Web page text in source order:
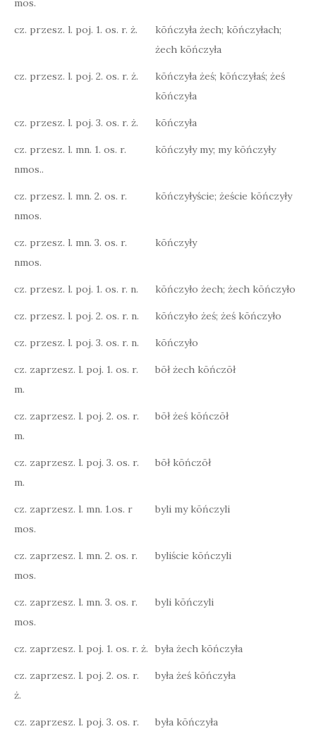
mos.
cz. przesz. l. poj. 1. os. r. ż.
kōńczyła żech; kōńczyłach;
żech kōńczyła
cz. przesz. l. poj. 2. os. r. ż.
kōńczyła żeś; kōńczyłaś; żeś
kōńczyła
cz. przesz. l. poj. 3. os. r. ż. kōńczyła
cz. przesz. l. mn. 1. os. r.
nmos..
kōńczyły my; my kōńczyły
cz. przesz. l. mn. 2. os. r.
nmos.
kōńczyłyście; żeście kōńczyły
cz. przesz. l. mn. 3. os. r.
nmos.
kōńczyły
cz. przesz. l. poj. 1. os. r. n. kōńczyło żech; żech kōńczyło
cz. przesz. l. poj. 2. os. r. n. kōńczyło żeś; żeś kōńczyło
cz. przesz. l. poj. 3. os. r. n. kōńczyło
cz. zaprzesz. l. poj. 1. os. r.
m.
bōł żech kōńczōł
cz. zaprzesz. l. poj. 2. os. r.
m.
bōł żeś kōńczōł
cz. zaprzesz. l. poj. 3. os. r.
m.
bōł kōńczōł
cz. zaprzesz. l. mn. 1.os. r
mos.
byli my kōńczyli
cz. zaprzesz. l. mn. 2. os. r.
mos.
byliście kōńczyli
cz. zaprzesz. l. mn. 3. os. r.
mos.
byli kōńczyli
cz. zaprzesz. l. poj. 1. os. r. ż. była żech kōńczyła
cz. zaprzesz. l. poj. 2. os. r.
ż.
była żeś kōńczyła
cz. zaprzesz. l. poj. 3. os. r.
była kōńczyła